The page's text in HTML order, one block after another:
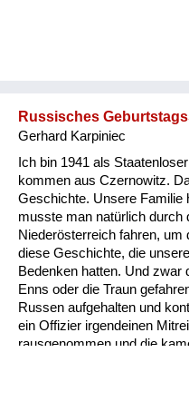
meiner Schwester alles
Russisches
Gerhard Karpiniec
Ich bin 1941 als
kommen aus Czernowitz.
Geschichte. Unsere Familie
musste man natürlich durch
Niederösterreich fahren,
diese Geschichte, die
Bedenken hatten. Und zwar
Enns oder die Traun
Russen aufgehalten und
ein Offizier irgendeinen
rausgenommen und die